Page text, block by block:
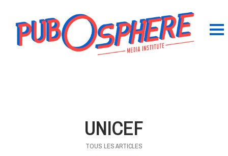
UNICEF
TOUS LES ARTICLES